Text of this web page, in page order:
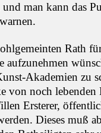
und man kann das
Rath
aufzunehmen
Akademien zu
von noch
Ersterer,
Dieses muß